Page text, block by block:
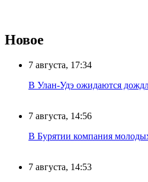
Новое
7 августа, 17:34
В Улан-Удэ ожидаются
7 августа, 14:56
В Бурятии компания
7 августа, 14:53